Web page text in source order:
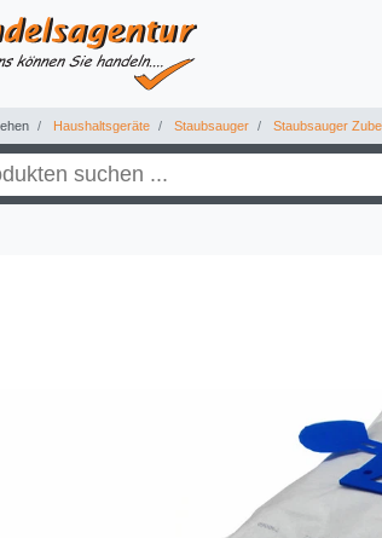
Haushaltsgeräte Staubsauger Staubsauger